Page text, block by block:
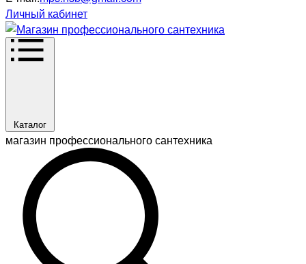
Личный кабинет
Каталог
магазин профессионального сантехника